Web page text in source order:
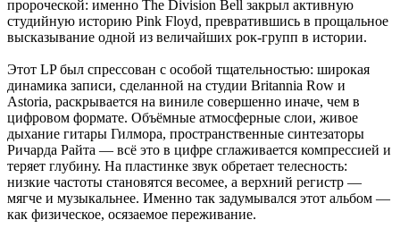
пророческой: именно The Division Bell закрыл активную
студийную историю Pink Floyd, превратившись в прощальное
высказывание одной из величайших рок-групп в истории.
Этот LP был спрессован с особой тщательностью: широкая
динамика записи, сделанной на студии Britannia Row и
Astoria, раскрывается на виниле совершенно иначе, чем в
цифровом формате. Объёмные атмосферные слои, живое
дыхание гитары Гилмора, пространственные синтезаторы
Ричарда Райта — всё это в цифре сглаживается компрессией и
теряет глубину. На пластинке звук обретает телесность:
низкие частоты становятся весомее, а верхний регистр —
мягче и музыкальнее. Именно так задумывался этот альбом —
как физическое, осязаемое переживание.